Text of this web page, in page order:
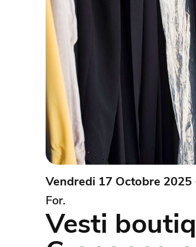
Vendredi 17 Octobre 2025
For.
Vesti